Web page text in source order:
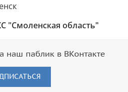
"Смоленская область"
наш паблик в ВКонтакте